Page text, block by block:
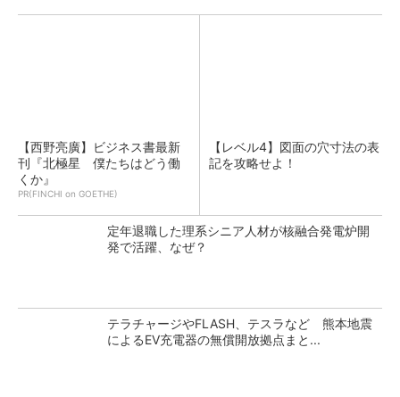
【西野亮廣】ビジネス書最新
刊『北極星 僕たちはどう働
くか』
PR(FINCHI on GOETHE)
【レベル4】図面の穴寸法の表
記を攻略せよ！
定年退職した理系シニア人材が核融合発電炉開
発で活躍、なぜ？
テラチャージやFLASH、テスラなど 熊本地震
によるEV充電器の無償開放拠点まと...